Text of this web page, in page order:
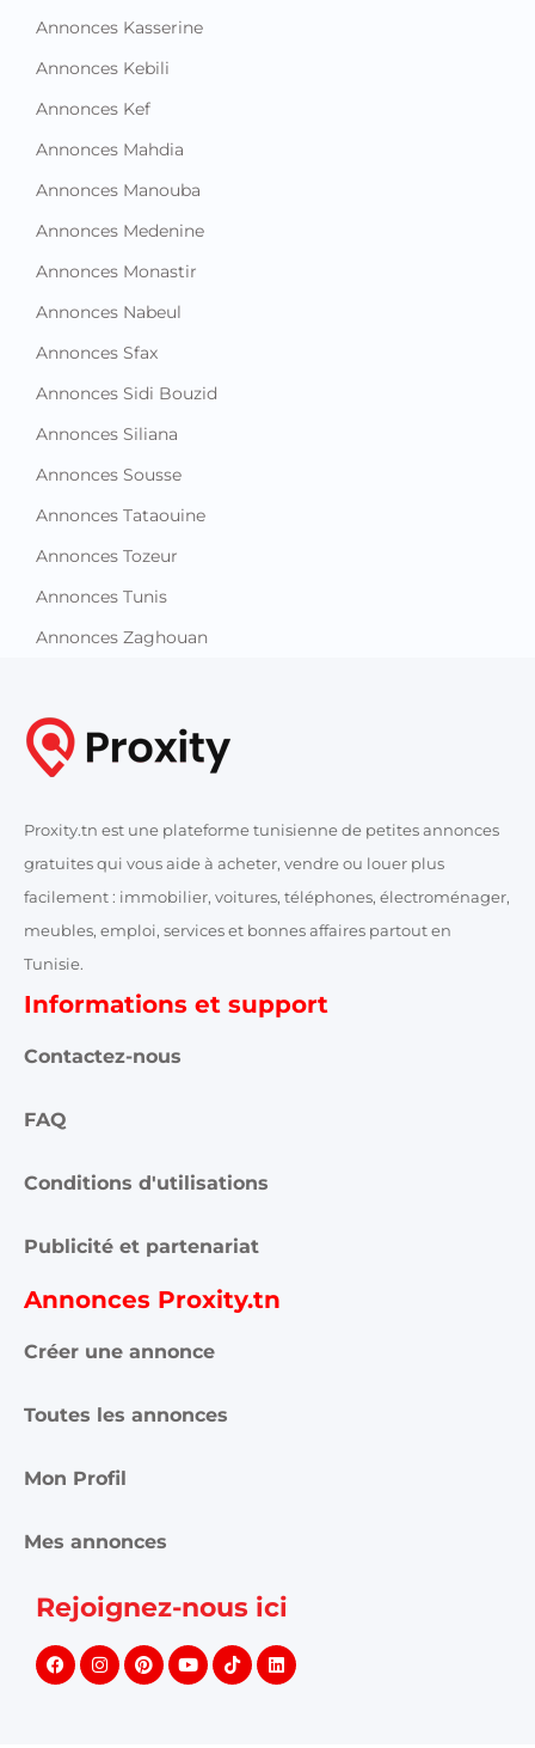
Annonces Kasserine
Annonces Kebili
Annonces Kef
Annonces Mahdia
Annonces Manouba
Annonces Medenine
Annonces Monastir
Annonces Nabeul
Annonces Sfax
Annonces Sidi Bouzid
Annonces Siliana
Annonces Sousse
Annonces Tataouine
Annonces Tozeur
Annonces Tunis
Annonces Zaghouan
Proxity.tn est une plateforme tunisienne de petites annonces
gratuites qui vous aide à acheter, vendre ou louer plus
facilement : immobilier, voitures, téléphones, électroménager,
meubles, emploi, services et bonnes affaires partout en
Tunisie.
Informations et support
Contactez-nous
FAQ
Conditions d'utilisations
Publicité et partenariat
Annonces Proxity.tn
Créer une annonce
Toutes les annonces
Mon Profil
Mes annonces
Rejoignez-nous ici